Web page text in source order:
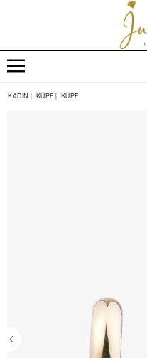
KADIN KÜPE KÜPE